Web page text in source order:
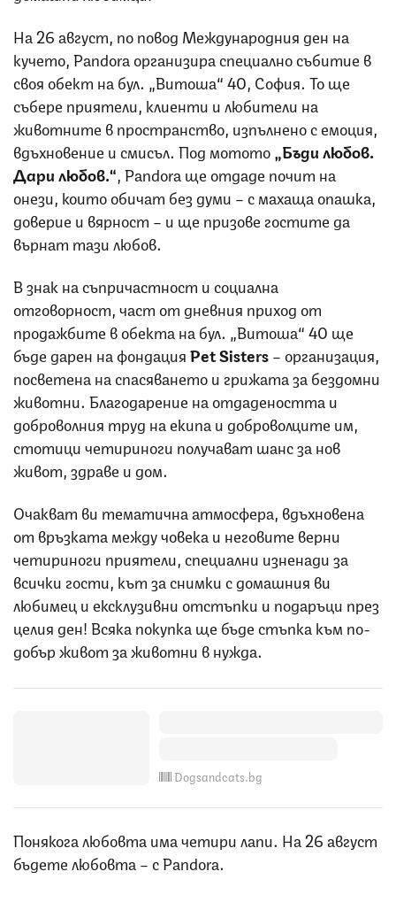
На 26 август, по повод Международния ден на
кучето, Pandora организира специално събитие в
своя обект на бул. „Витоша“ 40, София. To ще
събере приятели, клиенти и любители на
животните в пространство, изпълнено с емоция,
вдъхновение и смисъл. Под мотото „Бъди любов.
Дари любов.“ , Pandora ще отдаде почит на
онези, които обичат без думи – с махаща опашка,
доверие и вярност – и ще призове гостите да
върнат тази любов.
В знак на съпричастност и социална
отговорност, част от дневния приход от
продажбите в обекта на бул. „Витоша“ 40 ще
бъде дарен на фондацияPet Sisters– организация,
посветена на спасяването и грижата за бездомни
животни. Благодарение на отдадеността и
доброволния труд на екипа и доброволците им,
стотици четириноги получават шанс за нов
живот, здраве и дом.
Очакват ви тематична атмосфера, вдъхновена
от връзката между човека и неговите верни
четириноги приятели, специални изненади за
всички гости, кът за снимки с домашния ви
любимец и ексклузивни отстъпки и подаръци през
целия ден! Всяка покупка ще бъде стъпка към по-
добър живот за животни в нужда.
Dogsandcats.bg
Понякога любовта има четири лапи. На 26 август
бъдете любовта – с Pandora.